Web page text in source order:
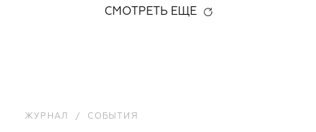
СМОТРЕТЬ ЕЩЕ
ЖУРНАЛ / СОБЫТИЯ